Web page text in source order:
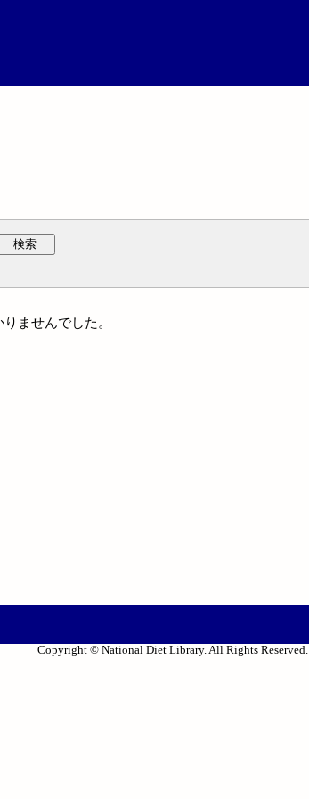
検索
ませんでした。
Copyright © National Diet Library. All Rights Reserved.